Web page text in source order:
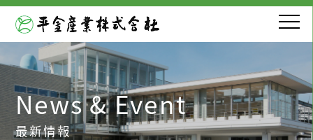
News & Event
最新情報